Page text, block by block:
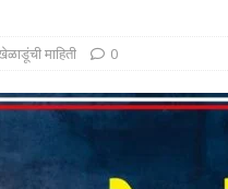
माहिती 0